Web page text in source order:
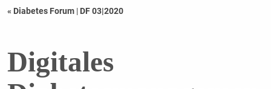
« Diabetes Forum | DF 03|2020
Digitales